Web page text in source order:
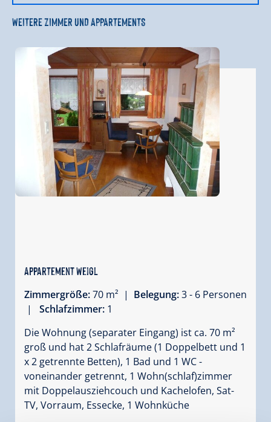
WEITERE ZIMMER UND APPARTEMENTS
Appartement Weigl
Zimmergröße:70 m² | Belegung:3 - 6 Personen
|
Schlafzimmer: 1
Die Wohnung (separater Eingang) ist ca. 70 m²
groß und hat 2 Schlafräume (1 Doppelbett und 1
x 2 getrennte Betten), 1 Bad und 1 WC -
voneinander getrennt, 1 Wohn(schlaf)zimmer
mit Doppelausziehcouch und Kachelofen, Sat-
TV, Vorraum, Essecke, 1 Wohnküche